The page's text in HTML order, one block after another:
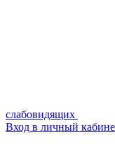
слабовидящих
Вход в личный